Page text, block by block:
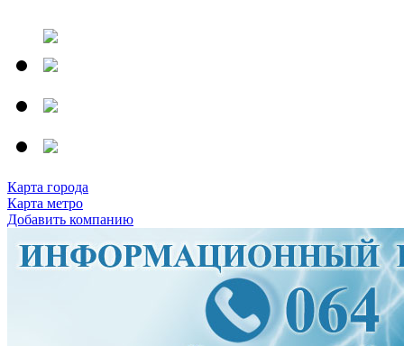
Карта города
Карта метро
Добавить компанию